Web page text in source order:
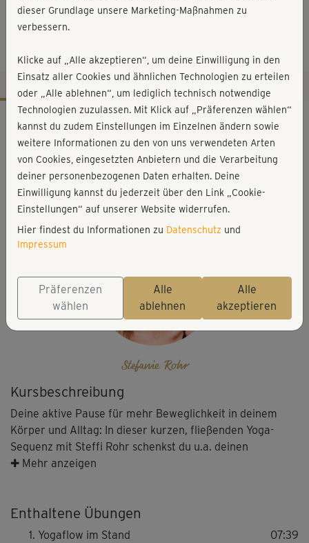
Aktive Pause - Yogaflow
Kursbeschreibung
Deine aktive Pause für mehr Beweglichkeit in deinem
Körper und Alltag: In dieser kurzen, fließenden Yoga-
Sequenz mit Steffi Rohr schenkst du u.a. deinen
Hüftbeugern, inneren Oberschenkeln sowie deiner
großer Wirkung, nicht nur für alle Yogis.
✚ Mehr anzeigen
Enthaltene Übungen
Yogaflow im Stand 07:39
Workout-Facts
leicht
8 Min
22 kcal
Stefanie Rohr
Stefanie Rohr
dieser Grundlage unsere Marketing-Maßnahmen zu
verbessern.
Klicke auf „Alle akzeptieren“, um deine Einwilligung in den
Einsatz aller Cookies und ähnlichen Technologien zu erteilen
oder „Alle ablehnen“, um lediglich technisch notwendige
Technologien zuzulassen. Mit Klick auf „Präferenzen wählen“
kannst du zudem Einstellungen im Einzelnen ändern sowie
weitere Informationen zu den von uns verwendeten Arten
von Cookies, eingesetzten Anbietern und die Verarbeitung
deiner personenbezogenen Daten erhalten. Deine
Einwilligung kannst du jederzeit über den Link „Cookie-
Einstellungen“ auf unserer Website widerrufen.
Hier findest du Informationen zu Datenschutz und
Impressum
Präferenzen
wählen
Alle
ablehnen
Alle
akzeptieren